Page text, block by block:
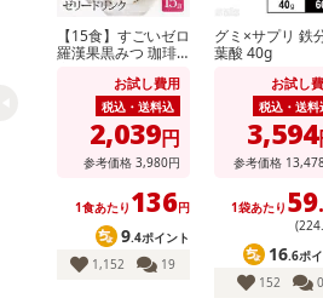
注意事項
【賞味・消費期限のある商品について】
商品到着時点でのお日持ち期間は、配送
のでご了承ください。
※お申込み後のキャンセルはお受けでき
記載されている内容を必ずご確認いただ
にご納得いただきましたうえでお申し
※パッケージ変更や商品リニューアル(
【15食】すごいゼロ
羅漢果黒みつ 珈琲
お試し費用
税込・送料込
2,039円
参考価格 3,980円
1食あたり 136円
9.4ポイント
1,152
19
グミ×サプリ 鉄
葉酸 40g
お試し
税込・送料
3,594
参考価格
1袋あたり 59
(224
16.6ポ
152
0